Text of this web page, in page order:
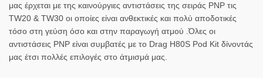
μας έρχεται με της καινούργιες αντιστάσεις της σειράς PNP τις
TW20 & TW30 οι οποίες είναι ανθεκτικές και πολύ αποδοτικές
τόσο στη γεύση όσο και στην παραγωγή ατμού .Όλες οι
αντιστάσεις PNP είναι συμβατές με το Drag H80S Pod Kit δίνοντάς
μας έτσι πολλές επιλογές στο άτμισμά μας.